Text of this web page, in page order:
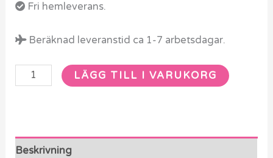
Fri hemleverans.
Beräknad leveranstid ca 1-7 arbetsdagar.
LÄGG TILL I VARUKORG
Beskrivning